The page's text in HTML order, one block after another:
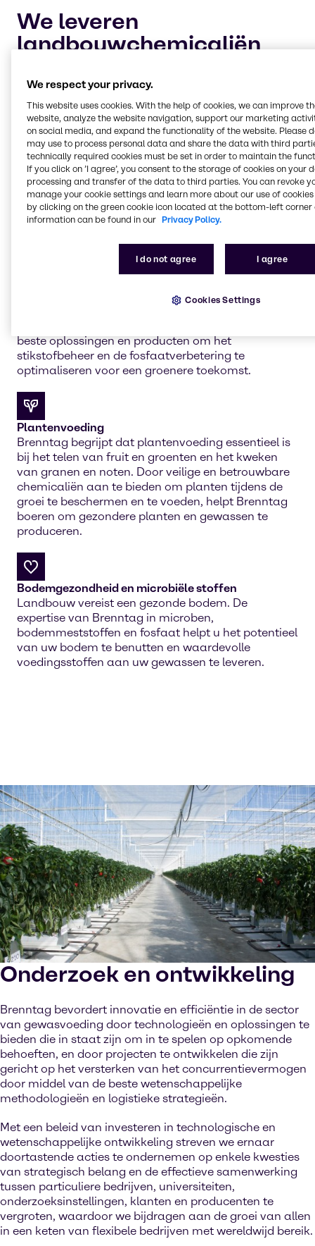
We leveren
landbouwchemicaliën
marktsegmenten:
Gewasbescherming en hulpstoffen
Uw gewassen veilig en gezond houden voor de
oogst is de hoogste prioriteit voor elke industriële
landbouwer. Laat Brenntag u helpen uw teelt van
gewassen te onderhouden met betrouwbare,
chemische oplossingen om tegen ongedierte en
plantenziekten te beschermen.
Stikstofbeheer en het proces van vervluchtiging
beste oplossingen en producten om het
stikstofbeheer en de fosfaatverbetering te
optimaliseren voor een groenere toekomst.
Plantenvoeding
Brenntag begrijpt dat plantenvoeding essentieel is
bij het telen van fruit en groenten en het kweken
van granen en noten. Door veilige en betrouwbare
chemicaliën aan te bieden om planten tijdens de
groei te beschermen en te voeden, helpt Brenntag
boeren om gezondere planten en gewassen te
produceren.
Bodemgezondheid en microbiële stoffen
Landbouw vereist een gezonde bodem. De
expertise van Brenntag in microben,
bodemmeststoffen en fosfaat helpt u het potentieel
van uw bodem te benutten en waardevolle
voedingsstoffen aan uw gewassen te leveren.
Onderzoek en ontwikkeling
Brenntag bevordert innovatie en efficiëntie in de sector
van gewasvoeding door technologieën en oplossingen te
bieden die in staat zijn om in te spelen op opkomende
behoeften, en door projecten te ontwikkelen die zijn
gericht op het versterken van het concurrentievermogen
door middel van de beste wetenschappelijke
methodologieën en logistieke strategieën.
Met een beleid van investeren in technologische en
wetenschappelijke ontwikkeling streven we ernaar
doortastende acties te ondernemen op enkele kwesties
van strategisch belang en de effectieve samenwerking
tussen particuliere bedrijven, universiteiten,
onderzoeksinstellingen, klanten en producenten te
vergroten, waardoor we bijdragen aan de groei van allen
in een keten van flexibele bedrijven met wereldwijd bereik.
We respect your privacy.
This website uses cookies. With the help of cookies, we can improve
website, analyze the website navigation, support our marketing
on social media, and expand the functionality of the website. Please
may use to process personal data and share the data with third
technically required cookies must be set in order to maintain the
If you click on ’I agree’, you consent to the storage of cookies on your
processing and transfer of the data to third parties. You can revoke
manage your cookie settings and learn more about our use of cookies
by clicking on the green cookie icon located at the bottom-left corner
information can be found in our Privacy Policy.
I do not agree I agree
Cookies Settings